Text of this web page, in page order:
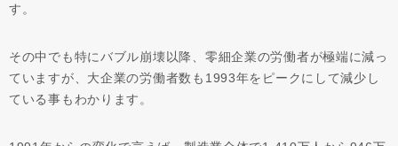
す。
その中でも特にバブル崩壊以降、零細企業の労働者が極端に減っ
ていますが、大企業の労働者数も1993年をピークにして減少し
ている事もわかります。